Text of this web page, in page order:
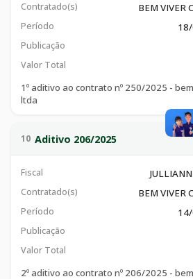
Contratado(s) BEM VIVER
Período
Publicação
Valor Total
1º aditivo ao contrato nº 250/2025 -
ltda
10 Aditivo 206/2025
Fiscal
Contratado(s) BEM VIVER
Período
Publicação
Valor Total
2º aditivo ao contrato nº 206/2025 -